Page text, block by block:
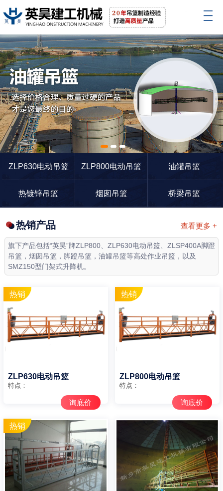
1 2
3
ZLP630电动吊篮
ZLP800电动吊篮 油罐吊篮
热镀锌吊篮 烟囱吊篮 桥梁吊篮
查看更多 +
热销产品
旗下产品包括“英昊”牌ZLP800、ZLP630电动吊篮、ZLSP400A脚蹬
吊篮，烟囱吊篮，脚蹬吊篮，油罐吊篮等高处作业吊篮，以及
SMZ150型门架式升降机。
ZLP630电动吊篮
特点：
询底价
ZLP800电动吊篮
特点：
询底价